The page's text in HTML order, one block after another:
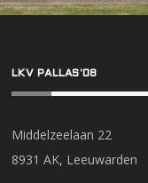
LKV PALLAS’08
Middelzeelaan 22
8931 AK, Leeuwarden